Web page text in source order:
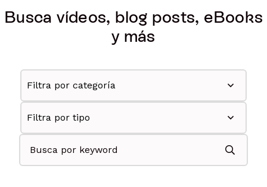
Busca vídeos, blog posts, eBooks
y más